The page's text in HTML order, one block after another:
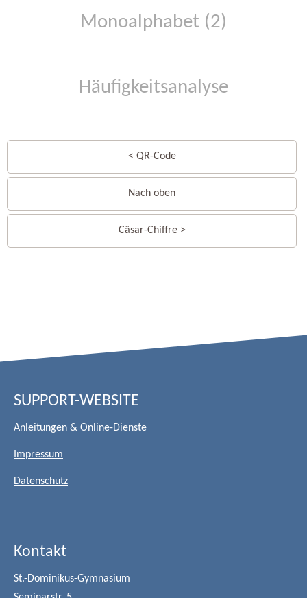
Monoalphabet (2)
Häufigkeitsanalyse
< QR-Code
Nach oben
Cäsar-Chiffre >
SUPPORT-WEBSITE
Anleitungen & Online-Dienste
Impressum
Datenschutz
Kontakt
St.-Dominikus-Gymnasium